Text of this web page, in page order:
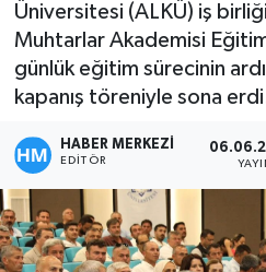
Üniversitesi (ALKÜ) iş
Muhtarlar Akademisi
günlük eğitim sürecinin
kapanış töreniyle sona
HABER MERKEZİ
EDITÖR
ÇEVRE
KÜLTÜR SANAT
Son Dakika Haberleri
Haber Arşivi